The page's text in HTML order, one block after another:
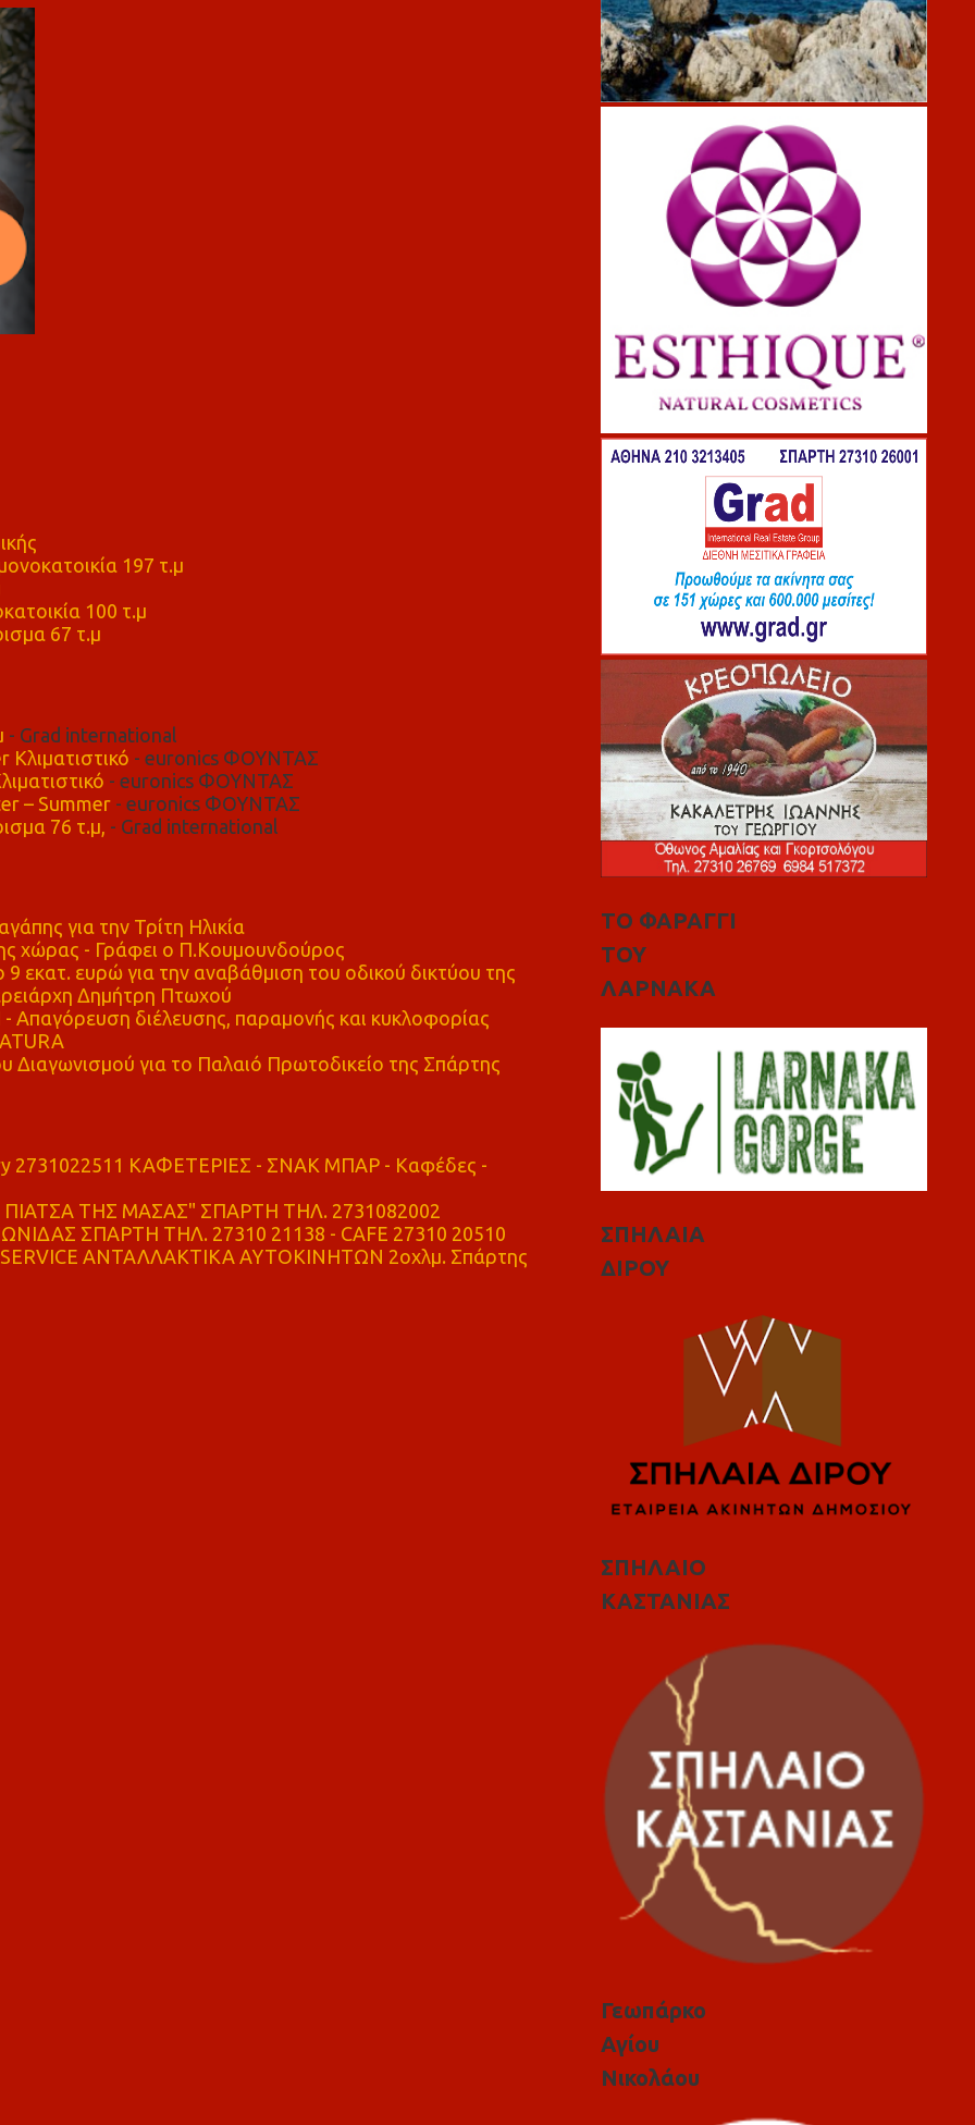
197 τ.μ
100 τ.μ
67 τ.μ
- Grad international
- euronics ΦΟΥΝΤΑΣ
- euronics ΦΟΥΝΤΑΣ
– Summer- euronics ΦΟΥΝΤΑΣ
76 τ.μ, - Grad international
για την Τρίτη Ηλικία
χώρας - Γράφει ο Π.Κουμουνδούρος
9 εκατ. ευρώ για την αναβάθμιση του οδικού δικτύου της
Δημήτρη Πτωχού
διέλευσης, παραμονής και κυκλοφορίας
Διαγωνισμού για το Παλαιό Πρωτοδικείο της Σπάρτης
2731022511 ΚΑΦΕΤΕΡΙΕΣ - ΣΝΑΚ ΜΠΑΡ - Καφέδες -
ΤΗΣ ΜΑΣΑΣ" ΣΠΑΡΤΗ ΤΗΛ. 2731082002
ΣΠΑΡΤΗ ΤΗΛ. 27310 21138 - CAFE 27310 20510
ΑΝΤΑΛΛΑΚΤΙΚΑ ΑΥΤΟΚΙΝΗΤΩΝ 2οχλμ. Σπάρτης
ΤΟ ΦΑΡΑΓΓΙ
ΤΟΥ
ΛΑΡΝΑΚΑ
ΣΠΗΛΑΙΑ
ΔΙΡΟΥ
ΣΠΗΛΑΙΟ
ΚΑΣΤΑΝΙΑΣ
Γεωπάρκο
Αγίου
Νικολάου